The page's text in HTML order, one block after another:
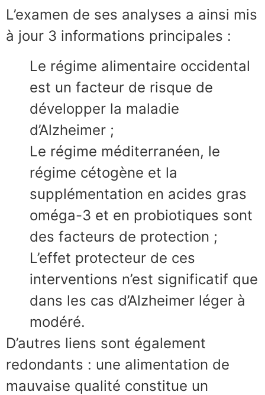
L’examen de ses analyses a ainsi mis
à jour 3 informations principales :
Le régime alimentaire occidental
est un facteur de risque de
développer la maladie
d’Alzheimer ;
Le régime méditerranéen, le
régime cétogène et la
supplémentation en acides gras
oméga-3 et en probiotiques sont
des facteurs de protection ;
L’effet protecteur de ces
interventions n’est significatif que
dans les cas d’Alzheimer léger à
modéré.
D’autres liens sont également
redondants : une alimentation de
mauvaise qualité constitue un